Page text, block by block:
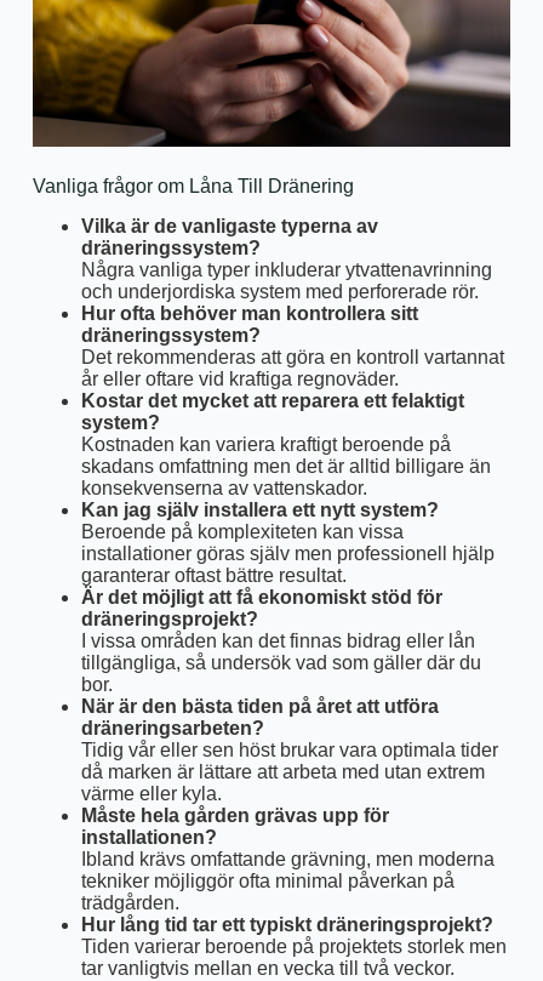
Vanliga frågor om Låna Till Dränering
Vilka är de vanligaste typerna av
dräneringssystem?
Några vanliga typer inkluderar ytvattenavrinning
och underjordiska system med perforerade rör.
Hur ofta behöver man kontrollera sitt
dräneringssystem?
Det rekommenderas att göra en kontroll vartannat
år eller oftare vid kraftiga regnoväder.
Kostar det mycket att reparera ett felaktigt
system?
Kostnaden kan variera kraftigt beroende på
skadans omfattning men det är alltid billigare än
konsekvenserna av vattenskador.
Kan jag själv installera ett nytt system?
Beroende på komplexiteten kan vissa
installationer göras själv men professionell hjälp
garanterar oftast bättre resultat.
Är det möjligt att få ekonomiskt stöd för
dräneringsprojekt?
I vissa områden kan det finnas bidrag eller lån
tillgängliga, så undersök vad som gäller där du
bor.
När är den bästa tiden på året att utföra
dräneringsarbeten?
Tidig vår eller sen höst brukar vara optimala tider
då marken är lättare att arbeta med utan extrem
värme eller kyla.
Måste hela gården grävas upp för
installationen?
Ibland krävs omfattande grävning, men moderna
tekniker möjliggör ofta minimal påverkan på
trädgården.
Hur lång tid tar ett typiskt dräneringsprojekt?
Tiden varierar beroende på projektets storlek men
tar vanligtvis mellan en vecka till två veckor.